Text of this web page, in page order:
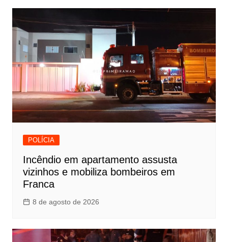
POLÍCIA
Incêndio em apartamento assusta
vizinhos e mobiliza bombeiros em
Franca
8 de agosto de 2026